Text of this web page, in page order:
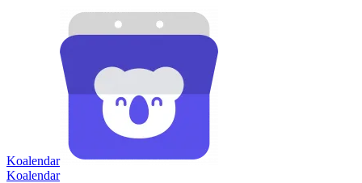
Koalendar
Koalendar